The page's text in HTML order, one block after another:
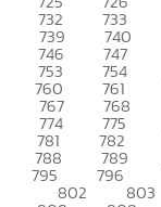
732 733
739 740
746 747
753 754
760 761
767 768
774 775
781 782
788 789
795 796
802 803